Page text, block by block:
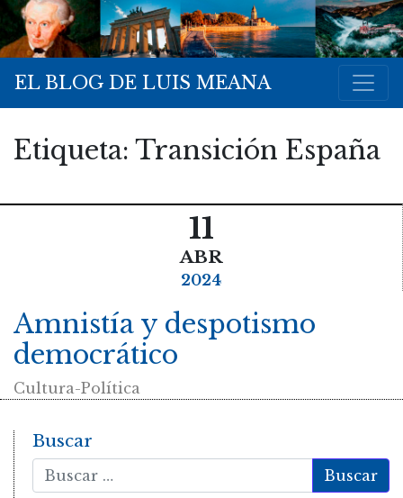
EL BLOG DE LUIS MEANA
Etiqueta: Transición España
11
ABR
2024
Amnistía y despotismo
democrático
Cultura-Política
Buscar
Buscar